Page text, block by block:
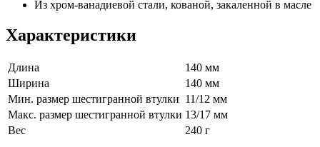
Из хром-ванадиевой стали, кованой, закаленной в масле
Характеристики
Длина
140 мм
Ширина
140 мм
Мин. размер шестигранной втулки 11/12 мм
Макс. размер шестигранной втулки 13/17 мм
Вес
240 г